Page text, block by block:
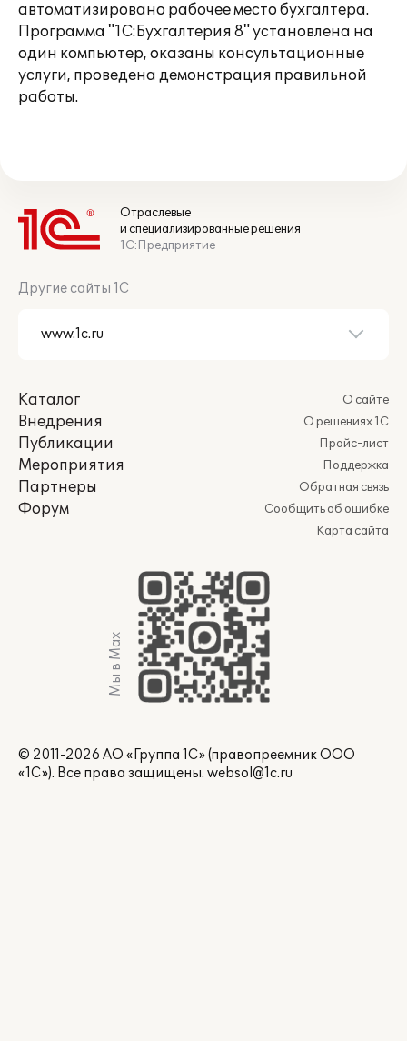
автоматизировано рабочее место бухгалтера.
Программа "1С:Бухгалтерия 8" установлена на
один компьютер, оказаны консультационные
услуги, проведена демонстрация правильной
работы.
Отраслевые
и специализированные решения
1С:Предприятие
Другие сайты 1С
Каталог
Внедрения
Публикации
Мероприятия
Партнеры
Форум
О сайте
О решениях 1С
Прайс-лист
Поддержка
Обратная связь
Сообщить об ошибке
Карта сайта
Мы в Max
© 2011-2026 АО «Группа 1С» (правопреемник ООО
«1С»). Все права защищены. websol@1c.ru